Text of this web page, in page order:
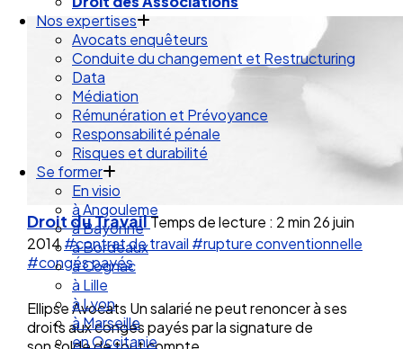
Droit des Associations
Nos expertises
Avocats enquêteurs
Conduite du changement et Restructuring
Data
Médiation
Rémunération et Prévoyance
Responsabilité pénale
Risques et durabilité
Se former
En visio
à Angouleme
à Bayonne
à Bordeaux
à Cognac
à Lille
à Lyon
à Marseille
Droit du TravailTemps de lecture : 2 min 26 juin
2014#contrat de travail #rupture conventionnelle
#congés payés
Ellipse Avocats Un salarié ne peut renoncer à ses
droits aux congés payés par la signature de